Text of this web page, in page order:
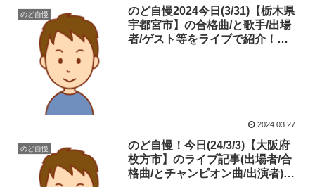
のど自慢
のど自慢2024今日(3/31)【栃木県
宇都宮市】の合格曲/と歌手/出場
者/ゲスト等をライブで紹介！見
2024.03.27
のど自慢
のど自慢！今日(24/3/3)【大阪府
枚方市】のライブ記事(出場者/合
格曲/とチャンピオン曲/出演者)を